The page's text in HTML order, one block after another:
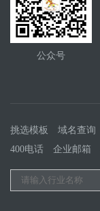
公众号
挑选模板 域名查询
400电话
企业邮箱